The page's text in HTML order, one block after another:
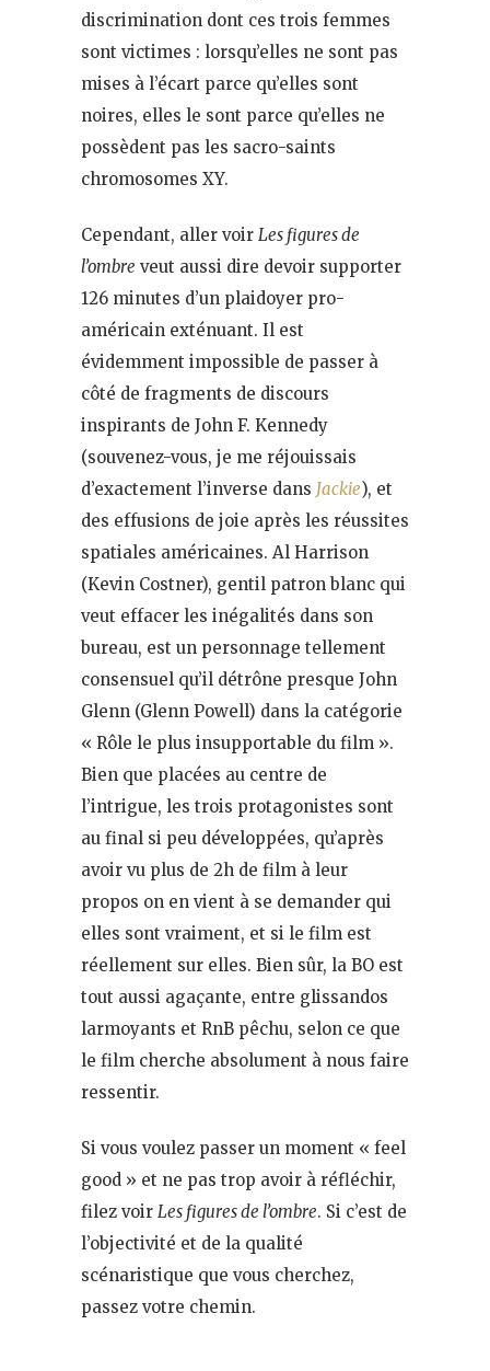
discrimination dont ces trois femmes
sont victimes : lorsqu’elles ne sont pas
mises à l’écart parce qu’elles sont
noires, elles le sont parce qu’elles ne
possèdent pas les sacro-saints
chromosomes XY.
Cependant, aller voir Les figures de
l’ombre veut aussi dire devoir supporter
126 minutes d’un plaidoyer pro-
américain exténuant. Il est
évidemment impossible de passer à
côté de fragments de discours
inspirants de John F. Kennedy
(souvenez-vous, je me réjouissais
d’exactement l’inverse dans Jackie), et
des effusions de joie après les réussites
spatiales américaines. Al Harrison
(Kevin Costner), gentil patron blanc qui
veut effacer les inégalités dans son
bureau, est un personnage tellement
consensuel qu’il détrône presque John
Glenn (Glenn Powell) dans la catégorie
« Rôle le plus insupportable du film ».
Bien que placées au centre de
l’intrigue, les trois protagonistes sont
au final si peu développées, qu’après
avoir vu plus de 2h de film à leur
propos on en vient à se demander qui
elles sont vraiment, et si le film est
réellement sur elles. Bien sûr, la BO est
tout aussi agaçante, entre glissandos
larmoyants et RnB pêchu, selon ce que
le film cherche absolument à nous faire
ressentir.
Si vous voulez passer un moment « feel
good » et ne pas trop avoir à réfléchir,
filez voir Les figures de l’ombre. Si c’est de
l’objectivité et de la qualité
scénaristique que vous cherchez,
passez votre chemin.